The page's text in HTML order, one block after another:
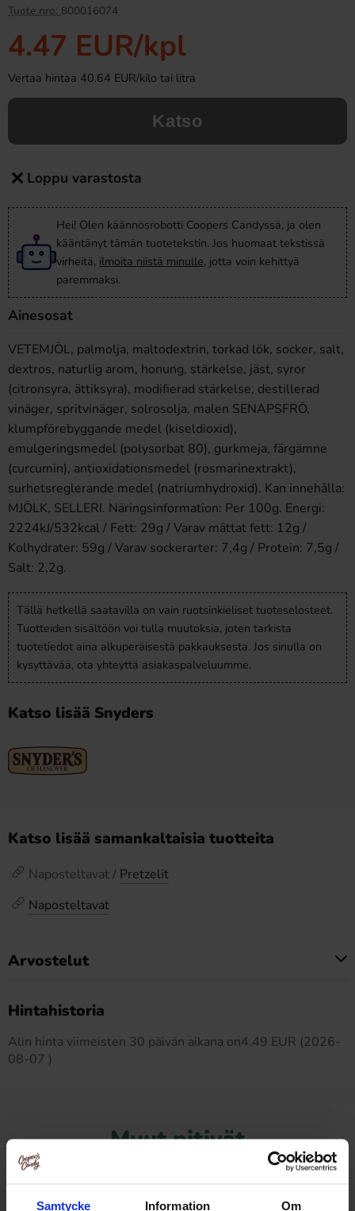
Samtycke Information Om
Tuote nro: 800016074
4.47 EUR/kpl
Vertaa hintaa 40.64 EUR/kilo tai litra
Katso
Loppu varastosta
Hei! Olen käännösrobotti Coopers Candyssä, ja olen
kääntänyt tämän tuotetekstin. Jos huomaat tekstissä
virheitä, ilmoita niistä minulle, jotta voin kehittyä
paremmaksi.
Ainesosat
VETEMJÖL, palmolja, maltodextrin, torkad lök, socker, salt,
dextros, naturlig arom, honung, stärkelse, jäst, syror
(citronsyra, ättiksyra), modifierad stärkelse, destillerad
vinäger, spritvinäger, solrosolja, malen SENAPSFRÖ,
klumpförebyggande medel (kiseldioxid),
emulgeringsmedel (polysorbat 80), gurkmeja, färgämne
(curcumin), antioxidationsmedel (rosmarinextrakt),
surhetsreglerande medel (natriumhydroxid). Kan innehålla:
MJÖLK, SELLERI. Näringsinformation: Per 100g. Energi:
2224kJ/532kcal / Fett: 29g / Varav mättat fett: 12g /
Kolhydrater: 59g / Varav sockerarter: 7,4g / Protein: 7,5g /
Salt: 2,2g.
Tällä hetkellä saatavilla on vain ruotsinkieliset tuoteselosteet.
Tuotteiden sisältöön voi tulla muutoksia, joten tarkista
tuotetiedot aina alkuperäisestä pakkauksesta. Jos sinulla on
kysyttävää, ota yhteyttä asiakaspalveluumme.
Katso lisää Snyders
Katso lisää samankaltaisia tuotteita
Naposteltavat / Pretzelit
Naposteltavat
Arvostelut
Hintahistoria
Alin hinta viimeisten 30 päivän aikana on4.49 EUR (2026-
08-07 )
Muut pitivät
-38% -9%